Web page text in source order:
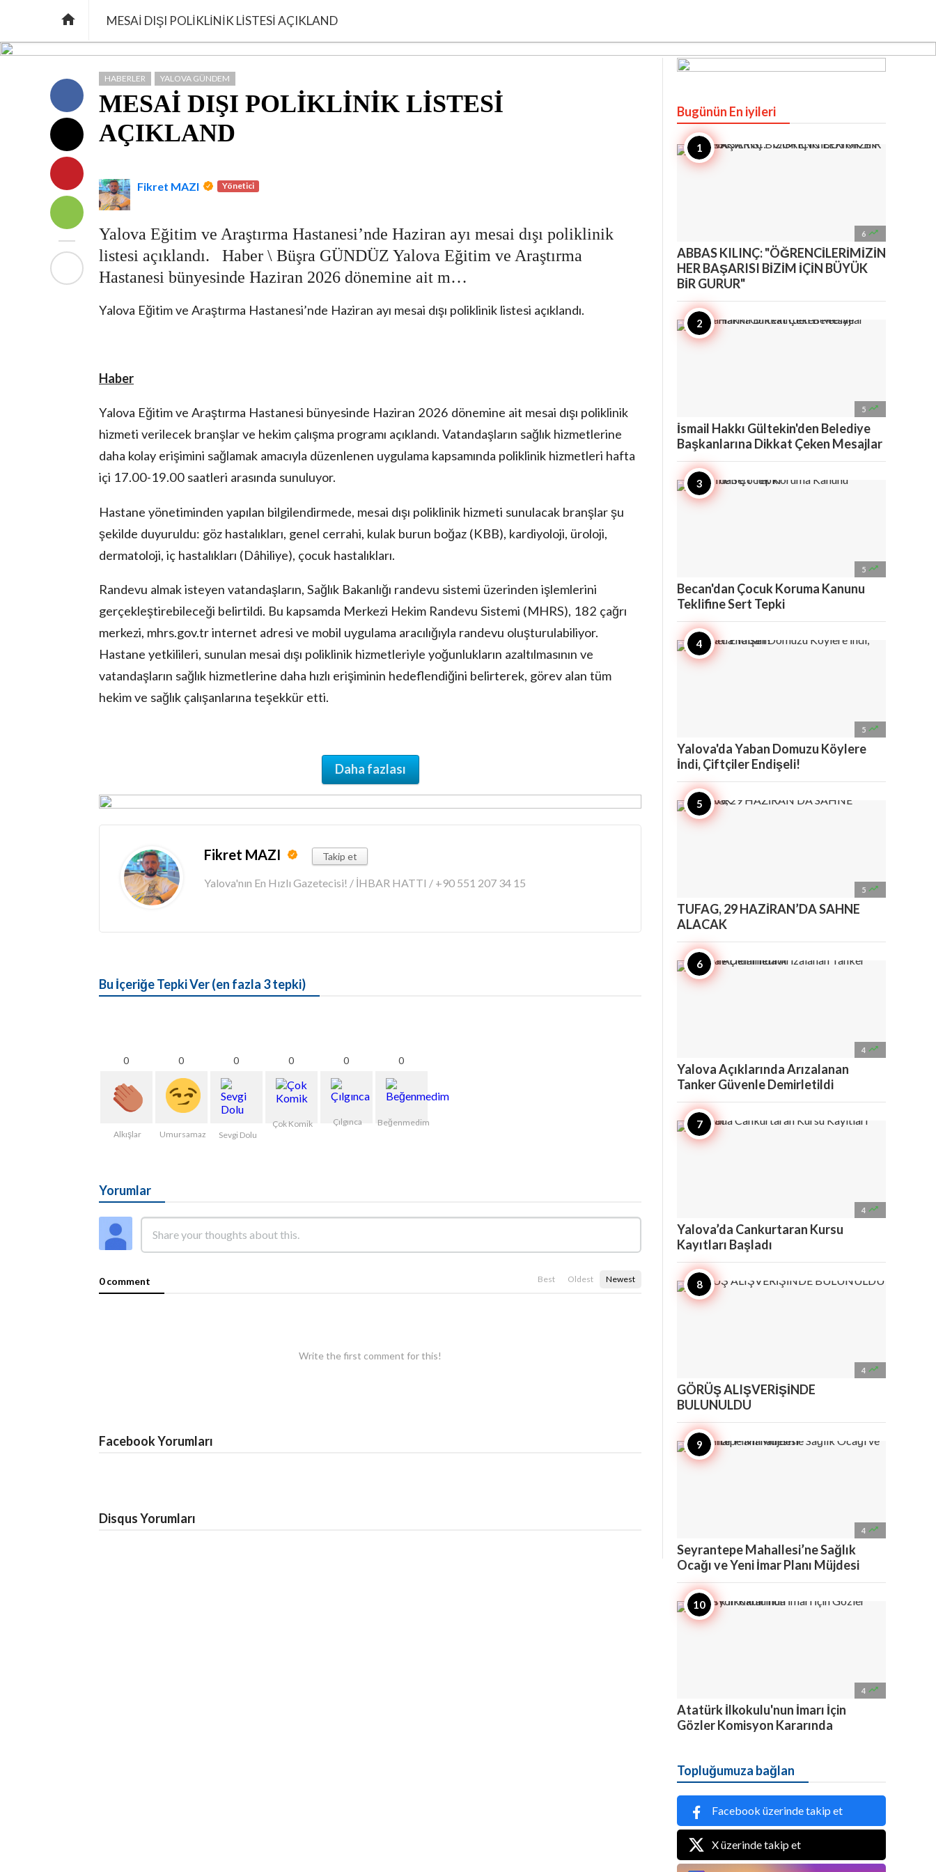
 MESAİ DIŞI POLİKLİNİK LİSTESİ AÇIKLAND
HABERLER YALOVA GÜNDEM
MESAİ DIŞI POLİKLİNİK LİSTESİ
AÇIKLAND
Fikret MAZI Yönetici
Yalova Eğitim ve Araştırma Hastanesi’nde Haziran ayı mesai dışı poliklinik
listesi açıklandı. Haber \ Büşra GÜNDÜZ Yalova Eğitim ve Araştırma
Hastanesi bünyesinde Haziran 2026 dönemine ait m…
Yalova Eğitim ve Araştırma Hastanesi’nde Haziran ayı mesai dışı poliklinik listesi açıklandı.
Haber
Yalova Eğitim ve Araştırma Hastanesi bünyesinde Haziran 2026 dönemine ait mesai dışı poliklinik
hizmeti verilecek branşlar ve hekim çalışma programı açıklandı. Vatandaşların sağlık hizmetlerine
daha kolay erişimini sağlamak amacıyla düzenlenen uygulama kapsamında poliklinik hizmetleri hafta
içi 17.00-19.00 saatleri arasında sunuluyor.
Hastane yönetiminden yapılan bilgilendirmede, mesai dışı poliklinik hizmeti sunulacak branşlar şu
şekilde duyuruldu: göz hastalıkları, genel cerrahi, kulak burun boğaz (KBB), kardiyoloji, üroloji,
dermatoloji, iç hastalıkları (Dâhiliye), çocuk hastalıkları.
Randevu almak isteyen vatandaşların, Sağlık Bakanlığı randevu sistemi üzerinden işlemlerini
gerçekleştirebileceği belirtildi. Bu kapsamda Merkezi Hekim Randevu Sistemi (MHRS), 182 çağrı
merkezi, mhrs.gov.tr internet adresi ve mobil uygulama aracılığıyla randevu oluşturulabiliyor.
Hastane yetkilileri, sunulan mesai dışı poliklinik hizmetleriyle yoğunlukların azaltılmasının ve
vatandaşların sağlık hizmetlerine daha hızlı erişiminin hedeflendiğini belirterek, görev alan tüm
hekim ve sağlık çalışanlarına teşekkür etti.
Daha fazlası
Fikret MAZI Takip et
Yalova'nın En Hızlı Gazetecisi! / İHBAR HATTI / +90 551 207 34 15
Bu İçeriğe Tepki Ver (en fazla 3 tepki)
0
Alkışlar
0
Umursamaz
0
Sevgi Dolu
0
Çok Komik
0
Çılgınca
0
Beğenmedim
Yorumlar
0 comment Best Oldest Newest
Write the first comment for this!
Facebook Yorumları
Disqus Yorumları
Bugünün En iyileri
6 
ABBAS KILINÇ: "ÖĞRENCİLERİMİZİN
HER BAŞARISI BİZİM İÇİN BÜYÜK
BİR GURUR"
5 
İsmail Hakkı Gültekin'den Belediye
Başkanlarına Dikkat Çeken Mesajlar
5 
Becan'dan Çocuk Koruma Kanunu
Teklifine Sert Tepki
5 
Yalova'da Yaban Domuzu Köylere
İndi, Çiftçiler Endişeli!
5 
TUFAG, 29 HAZİRAN’DA SAHNE
ALACAK
4 
Yalova Açıklarında Arızalanan
Tanker Güvenle Demirletildi
4 
Yalova’da Cankurtaran Kursu
Kayıtları Başladı
4 
GÖRÜŞ ALIŞVERİŞİNDE
BULUNULDU
4 
Seyrantepe Mahallesi’ne Sağlık
Ocağı ve Yeni İmar Planı Müjdesi
4 
Atatürk İlkokulu'nun İmarı İçin
Gözler Komisyon Kararında
Topluğumuza bağlan
Facebook üzerinde takip et
X üzerinde takip et